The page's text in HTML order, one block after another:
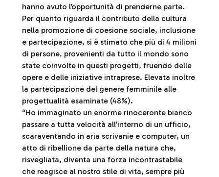
hanno avuto l’opportunità di prenderne parte.
Per quanto riguarda il contributo della cultura
nella promozione di coesione sociale, inclusione
e partecipazione, si è stimato che più di 4 milioni
di persone, provenienti da tutto il mondo sono
state coinvolte in questi progetti, fruendo delle
opere e delle iniziative intraprese. Elevata inoltre
la partecipazione del genere femminile alle
progettualità esaminate (48%).
“Ho immaginato un enorme rinoceronte bianco
passare a tutta velocità all'interno di un ufficio,
scaraventando in aria scrivanie e computer, un
atto di ribellione da parte della natura che,
risvegliata, diventa una forza incontrastabile
che reagisce al nostro stile di vita, sempre più